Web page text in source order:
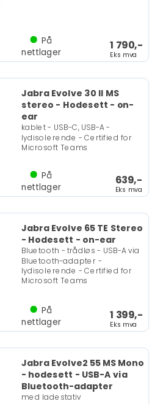
1 790,-
Eks mva
På
nettlager
Jabra Evolve 30 II MS
stereo - Hodesett - on-
ear
kablet - USB-C, USB-A -
lydisolerende - Certified for
Microsoft Teams
639,-
Eks mva
På
nettlager
Jabra Evolve 65 TE Stereo
- Hodesett - on-ear
Bluetooth - trådløs - USB-A via
Bluetooth-adapter -
lydisolerende - Certified for
Microsoft Teams
1 399,-
Eks mva
På
nettlager
Jabra Evolve2 55 MS Mono
- hodesett - USB-A via
Bluetooth-adapter
med ladestativ